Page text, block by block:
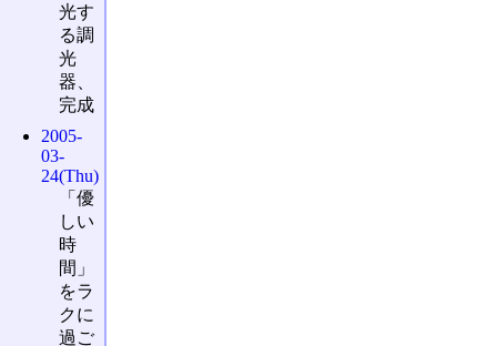
光す
る調
光
器、
完成
2005-
03-
24(Thu)
「優
しい
時
間」
をラ
クに
過ご